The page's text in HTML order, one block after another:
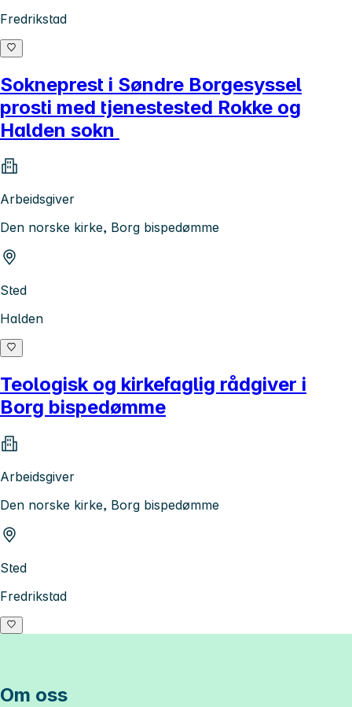
Fredrikstad
Sokneprest i Søndre Borgesyssel
prosti med tjenestested Rokke og
Halden sokn
Arbeidsgiver
Den norske kirke, Borg bispedømme
Sted
Halden
Teologisk og kirkefaglig rådgiver i
Borg bispedømme
Arbeidsgiver
Den norske kirke, Borg bispedømme
Sted
Fredrikstad
Om oss